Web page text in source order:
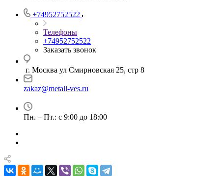
+74952752522
Телефоны
+74952752522
Заказать звонок
г. Москва ул Смирновская 25, стр 8
zakaz@metall-ves.ru
Пн. – Пт.: с 9:00 до 18:00